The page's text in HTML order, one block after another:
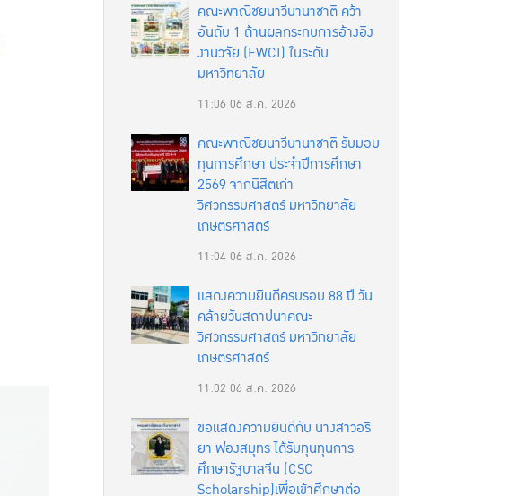
คณะพาณิชยนาวีนานาชาติ คว้า
อันดับ 1 ด้านผลกระทบการอ้างอิง
งานวิจัย (FWCI) ในระดับ
มหาวิทยาลัย
11:06 06 ส.ค. 2026
คณะพาณิชยนาวีนานาชาติ รับมอบ
ทุนการศึกษา ประจำปีการศึกษา
2569 จากนิสิตเก่า
วิศวกรรมศาสตร์ มหาวิทยาลัย
เกษตรศาสตร์
11:0406 ส.ค. 2026
แสดงความยินดีครบรอบ 88 ปี วัน
คล้ายวันสถาปนาคณะ
วิศวกรรมศาสตร์ มหาวิทยาลัย
เกษตรศาสตร์
11:02 06 ส.ค. 2026
ขอแสดงความยินดีกับ นางสาวอริ
ยา ฟองสมุทร ได้รับทุนทุนการ
ศึกษารัฐบาลจีน (CSC
Scholarship)เพื่อเข้าศึกษาต่อ